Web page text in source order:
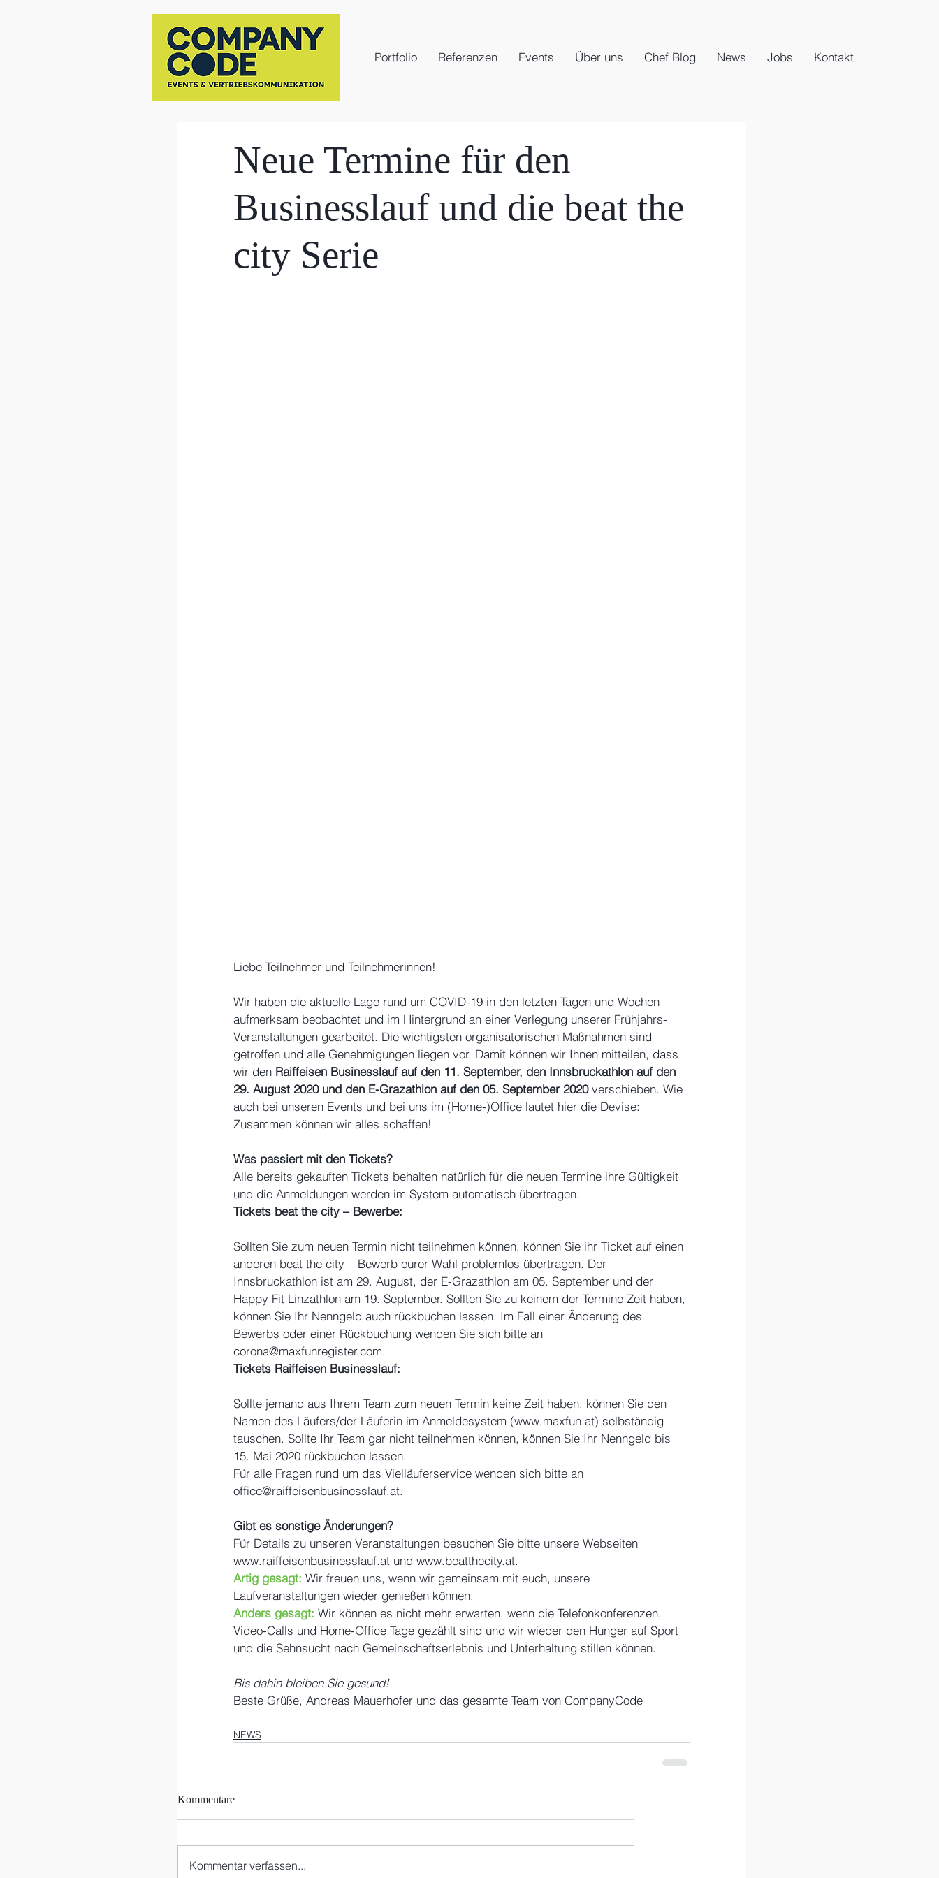
Portfolio Referenzen Events Über uns Chef Blog News Jobs Kontakt
Neue Termine für den
Businesslauf und die beat the
city Serie
Liebe Teilnehmer und Teilnehmerinnen!
Wir haben die aktuelle Lage rund um COVID-19 in den letzten Tagen und Wochen
aufmerksam beobachtet und im Hintergrund an einer Verlegung unserer Frühjahrs-
Veranstaltungen gearbeitet. Die wichtigsten organisatorischen Maßnahmen sind
getroffen und alle Genehmigungen liegen vor. Damit können wir Ihnen mitteilen, dass
wir den Raiffeisen Businesslauf auf den 11. September, den Innsbruckathlon auf den
29. August 2020 und den E-Grazathlon auf den 05. September 2020 verschieben. Wie
auch bei unseren Events und bei uns im (Home-)Office lautet hier die Devise:
Zusammen können wir alles schaffen!
Was passiert mit den Tickets?
Alle bereits gekauften Tickets behalten natürlich für die neuen Termine ihre Gültigkeit
und die Anmeldungen werden im System automatisch übertragen.
Tickets beat the city – Bewerbe:
Sollten Sie zum neuen Termin nicht teilnehmen können, können Sie ihr Ticket auf einen
anderen beat the city – Bewerb eurer Wahl problemlos übertragen. Der
Innsbruckathlon ist am 29. August, der E-Grazathlon am 05. September und der
Happy Fit Linzathlon am 19. September. Sollten Sie zu keinem der Termine Zeit haben,
können Sie Ihr Nenngeld auch rückbuchen lassen. Im Fall einer Änderung des
Bewerbs oder einer Rückbuchung wenden Sie sich bitte an
corona@maxfunregister.com.
Tickets Raiffeisen Businesslauf:
Sollte jemand aus Ihrem Team zum neuen Termin keine Zeit haben, können Sie den
Namen des Läufers/der Läuferin im Anmeldesystem (www.maxfun.at) selbständig
tauschen. Sollte Ihr Team gar nicht teilnehmen können, können Sie Ihr Nenngeld bis
15. Mai 2020 rückbuchen lassen.
Für alle Fragen rund um das Vielläuferservice wenden sich bitte an
office@raiffeisenbusinesslauf.at.
Gibt es sonstige Änderungen?
Für Details zu unseren Veranstaltungen besuchen Sie bitte unsere Webseiten
www.raiffeisenbusinesslauf.at und www.beatthecity.at.
Artig gesagt: Wir freuen uns, wenn wir gemeinsam mit euch, unsere
Laufveranstaltungen wieder genießen können.
Anders gesagt: Wir können es nicht mehr erwarten, wenn die Telefonkonferenzen,
Video-Calls und Home-Office Tage gezählt sind und wir wieder den Hunger auf Sport
und die Sehnsucht nach Gemeinschaftserlebnis und Unterhaltung stillen können.
Bis dahin bleiben Sie gesund!
Beste Grüße, Andreas Mauerhofer und das gesamte Team von CompanyCode
NEWS
Kommentare
Kommentar verfassen...